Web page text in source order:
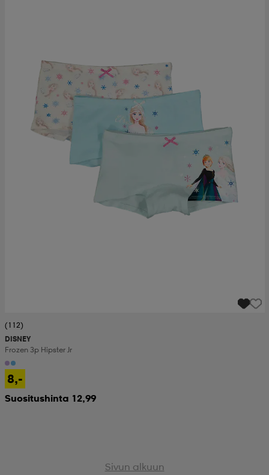
(112)
DISNEY
Frozen 3p Hipster Jr
8,-
Suositushinta 12,99
Sivun alkuun